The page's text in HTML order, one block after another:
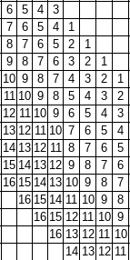
6 5 4
3
7 6 5 4
1
8 7 6 5 2
1
9 8 7 6 3 2
1
10 9 8 7 4 3 2
1
11 10 9 8 5 4 3
2
12 11 10 9 6 5 4
3
13 12 11 10 7 6 5
4
14 13 12 11 8 7 6
5
15 14 13 12 9 8 7
6
16 15 14 13 10 9 8
7
16 15 14 11 10 9
8
16 15 12 11 10 9
16 13 12 11 10
14 13 12 11